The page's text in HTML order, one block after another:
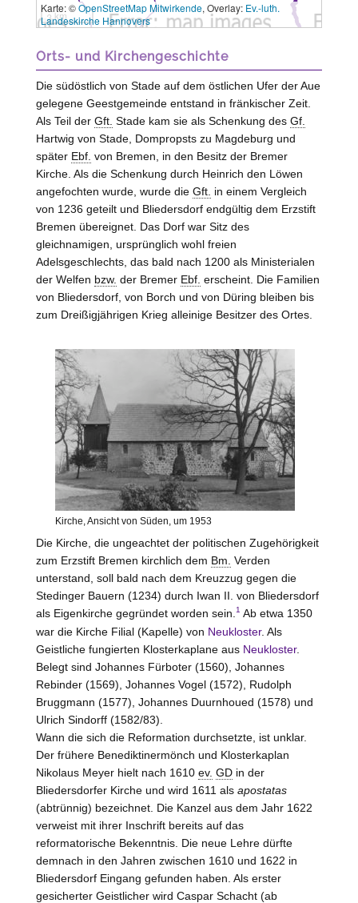
3 km
Karte: ©OpenStreetMap Mitwirkende, Overlay: Ev.-luth.
Landeskirche Hannovers
Orts- und Kirchengeschichte
Die südöstlich von Stade auf dem östlichen Ufer der Aue
gelegene Geestgemeinde entstand in fränkischer Zeit.
Als Teil der Gft. Stade kam sie als Schenkung des Gf.
Hartwig von Stade, Dompropsts zu Magdeburg und
später Ebf. von Bremen , in den Besitz der Bremer
Kirche. Als die Schenkung durch Heinrich den Löwen
angefochten wurde, wurde die Gft. in einem Vergleich
von 1236 geteilt und Bliedersdorf endgültig dem Erzstift
Bremen übereignet. Das Dorf war Sitz des
gleichnamigen, ursprünglich wohl freien
Adelsgeschlechts, das bald nach 1200 als Ministerialen
der Welfen bzw. der Bremer Ebf. erscheint. Die Familien
von Bliedersdorf, von Borch und von Düring bleiben bis
zum Dreißigjährigen Krieg alleinige Besitzer des Ortes.
Kirche, Ansicht von Süden, um 1953
Die Kirche, die ungeachtet der politischen Zugehörigkeit
zum Erzstift Bremen kirchlich dem Bm. Verden
unterstand, soll bald nach dem Kreuzzug gegen die
Stedinger Bauern (1234) durch Iwan II. von Bliedersdorf
als Eigenkirche gegründet worden sein. 1 Ab etwa 1350
war die Kirche Filial (Kapelle) von Neukloster. Als
Geistliche fungierten Klosterkaplane aus Neukloster.
Belegt sind Johannes Fürboter (1560), Johannes
Rebinder (1569), Johannes Vogel (1572), Rudolph
Bruggmann (1577), Johannes Duurnhoued (1578) und
Ulrich Sindorff (1582/83).
Wann die sich die Reformation durchsetzte, ist unklar.
Der frühere Benediktinermönch und Klosterkaplan
Nikolaus Meyer hielt nach 1610 ev. GDin der
Bliedersdorfer Kirche und wird 1611 als apostatas
(abtrünnig) bezeichnet. Die Kanzel aus dem Jahr 1622
verweist mit ihrer Inschrift bereits auf das
reformatorische Bekenntnis. Die neue Lehre dürfte
demnach in den Jahren zwischen 1610 und 1622 in
Bliedersdorf Eingang gefunden haben. Als erster
gesicherter Geistlicher wird Caspar Schacht (ab